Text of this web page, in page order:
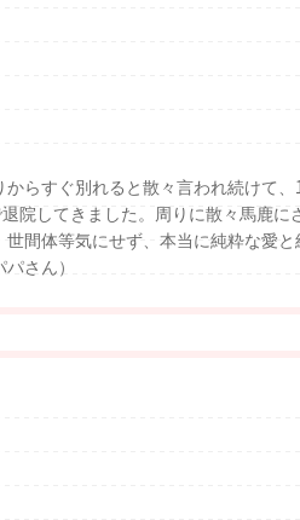
らすぐ別れると散々言われ続けて、
院してきました。周りに散々馬鹿にさ
間体等気にせず、本当に純粋な愛と
さん）